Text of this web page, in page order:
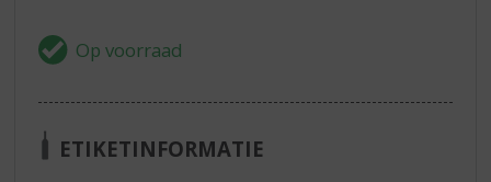
ETIKETINFORMATIE